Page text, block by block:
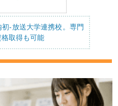
初-放送大学連携校。専門
取得も可能